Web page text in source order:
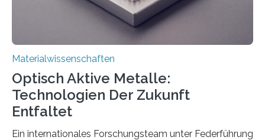
Materialwissenschaften
Optisch Aktive Metalle:
Technologien Der Zukunft
Entfaltet
Ein internationales Forschungsteam unter Federführung